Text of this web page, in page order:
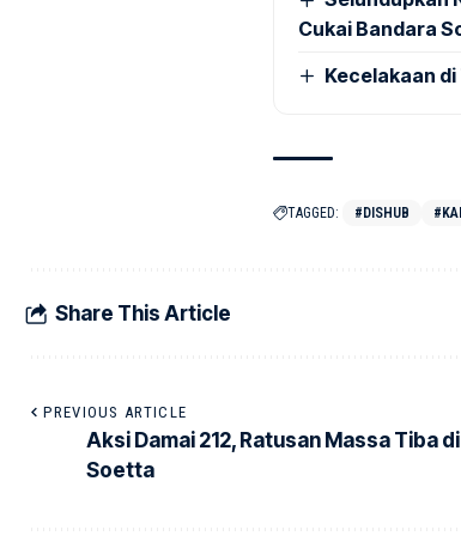
Cukai Bandara
Kecelakaan
TAGGED: #DISHUB
Share This Article
PREVIOUS ARTICLE
Aksi Damai 212, Ratusan Massa Tiba
Soetta